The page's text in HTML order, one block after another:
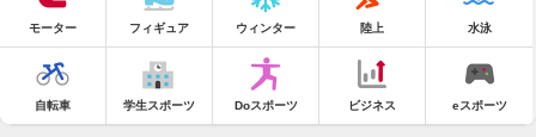
モーター フィギュア ウィンター 陸上 水泳
自転車 学生スポーツ Doスポーツ ビジネス eスポーツ